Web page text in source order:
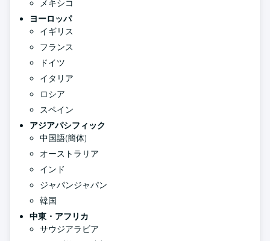
メキシコ
ヨーロッパ
イギリス
フランス
ドイツ
イタリア
ロシア
スペイン
アジアパシフィック
中国語(簡体)
オーストラリア
インド
ジャパンジャパン
韓国
中東・アフリカ
サウジアラビア